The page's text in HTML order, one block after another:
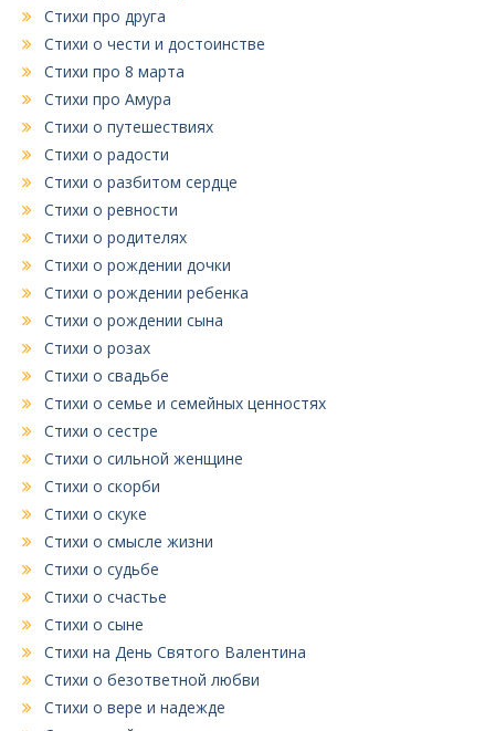
Стихи про друга
Стихи о чести и достоинстве
Стихи про 8 марта
Стихи про Амура
Стихи о путешествиях
Стихи о радости
Стихи о разбитом сердце
Стихи о ревности
Стихи о родителях
Стихи о рождении дочки
Стихи о рождении ребенка
Стихи о рождении сына
Стихи о розах
Стихи о свадьбе
Стихи о семье и семейных ценностях
Стихи о сестре
Стихи о сильной женщине
Стихи о скорби
Стихи о скуке
Стихи о смысле жизни
Стихи о судьбе
Стихи о счастье
Стихи о сыне
Стихи на День Святого Валентина
Стихи о безответной любви
Стихи о вере и надежде